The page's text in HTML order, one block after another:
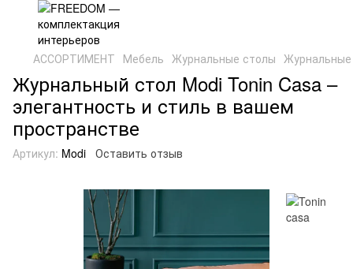
АССОРТИМЕНТ Мебель Журнальные столы Журнальные
Журнальный стол Modi Tonin Casa –
элегантность и стиль в вашем
пространстве
Артикул: Modi Оставить отзыв